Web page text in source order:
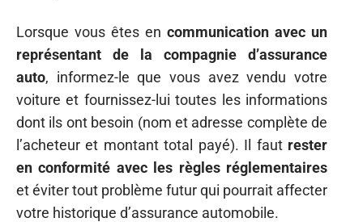
Lorsque vous êtes en communication avec un
représentant de la compagnie d’assurance
auto, informez-le que vous avez vendu votre
voiture et fournissez-lui toutes les informations
dont ils ont besoin (nom et adresse complète de
l’acheteur et montant total payé). Il faut rester
en conformité avec les règles réglementaires
et éviter tout problème futur qui pourrait affecter
votre historique d’assurance automobile.